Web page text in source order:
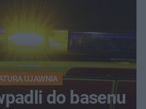
UJAWNIA
do basenu